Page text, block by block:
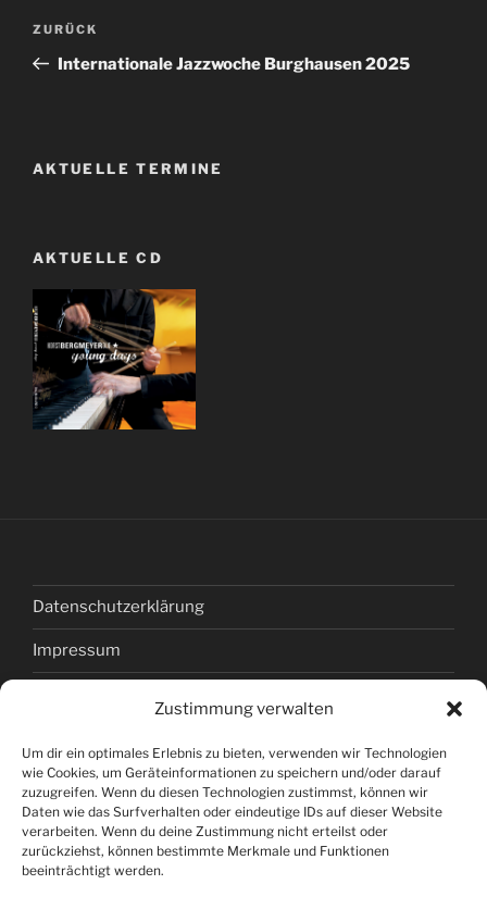
Zustimmung verwalten
Um dir ein optimales Erlebnis zu bieten, verwenden wir Technologien
wie Cookies, um Geräteinformationen zu speichern und/oder darauf
zuzugreifen. Wenn du diesen Technologien zustimmst, können wir
Daten wie das Surfverhalten oder eindeutige IDs auf dieser Website
verarbeiten. Wenn du deine Zustimmung nicht erteilst oder
zurückziehst, können bestimmte Merkmale und Funktionen
beeinträchtigt werden.
Beitragsnavigation
Vorheriger
Beitrag
ZURÜCK
Internationale Jazzwoche Burghausen 2025
AKTUELLE TERMINE
AKTUELLE CD
Datenschutzerklärung
Impressum
Cookie-Richtlinie (EU)
Headerfoto: Manfred Pollert